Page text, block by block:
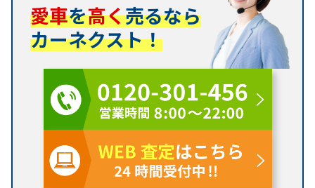
愛車を高く売るなら
カーネクスト！